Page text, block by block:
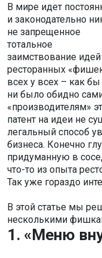
В мире идет
и законодательно
не запрещенное
тотальное
заимствование идей
ресторанных
всех у всех – как бы
ни было обидно
«производителям»
патент на идеи не
легальный способ
бизнеса. Конечно
придуманную в
что-то из опыта
Так уже гораздо
В этой статье мы
несколькими
1. «Меню